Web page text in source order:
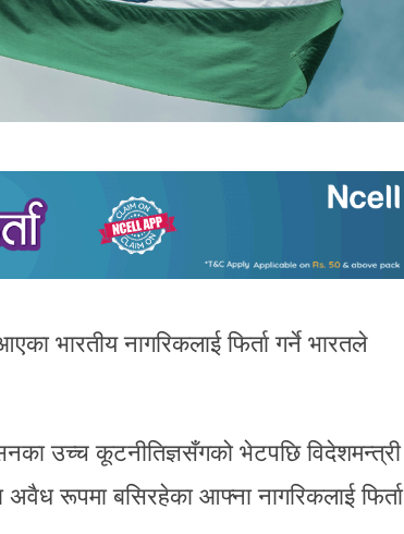
भारतीय नागरिकलाई फिर्ता गर्ने भारतले
उच्च कूटनीतिज्ञसँगको भेटपछि विदेशमन्त्री
रूपमा बसिरहेका आफ्ना नागरिकलाई फिर्ता